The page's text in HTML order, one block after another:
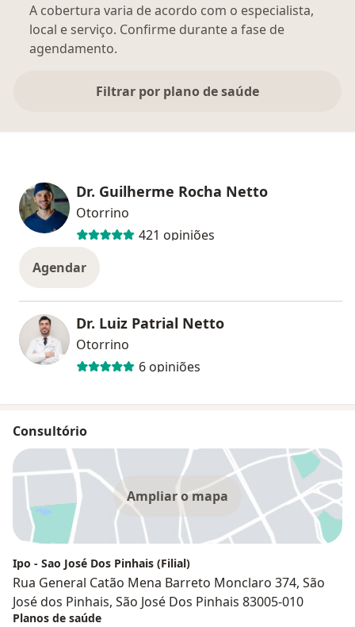
A cobertura varia de acordo com o especialista,
local e serviço. Confirme durante a fase de
agendamento.
Filtrar por plano de saúde
Dr. Guilherme Rocha Netto
Otorrino
421 opiniões
Agendar
Dr. Luiz Patrial Netto
Otorrino
6 opiniões
Consultório
Ampliar o mapa
Ipo - Sao José Dos Pinhais (Filial)
Rua General Catão Mena Barreto Monclaro 374, São
José dos Pinhais, São José Dos Pinhais 83005-010
Planos de saúde